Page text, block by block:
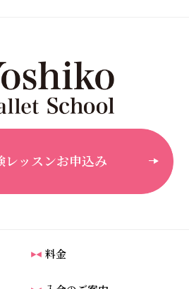
レッスンお申込み
料金